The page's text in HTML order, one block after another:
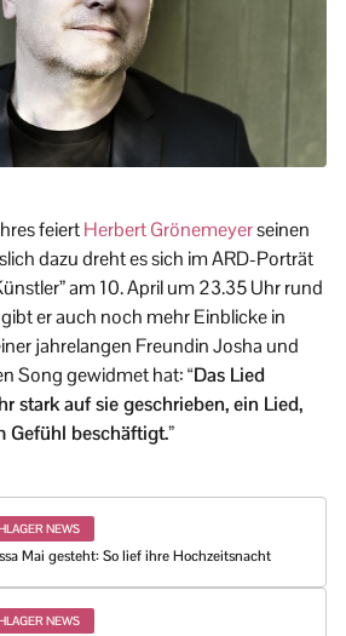
feiertHerbert Grönemeyerseinen
dazu dreht es sich im ARD-Porträt
am 10. April um 23.35 Uhr rund
er auch noch mehr Einblicke in
jahrelangen Freundin Josha und
Song gewidmet hat:“Das Lied
stark auf sie geschrieben, ein Lied,
Gefühl beschäftigt.”
NEWS
Mai gesteht: So lief ihre Hochzeitsnacht
NEWS